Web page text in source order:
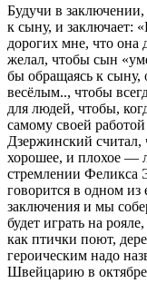
Будучи в
к сыну, и заключает:
дорогих мне, что она
желал, чтобы сын
бы обращаясь к
весёлым.., чтобы
для людей, чтобы,
самому своей
Дзержинский
хорошее, и плохое —
стремлении Феликса
говорится в одном
заключения и мы
будет играть на
как птички поют,
героическим надо
Швейцарию в октябре